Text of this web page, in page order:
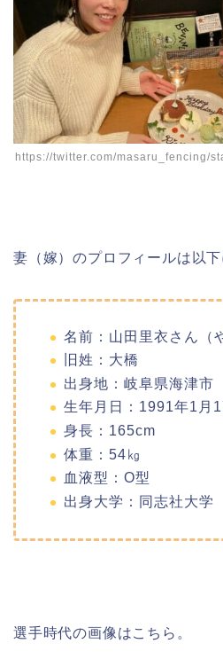
https://twitter.com/masaru_fencing/
妻（嫁）のプロフィールは以下
名前：山田里衣さん（
旧姓：大橋
出身地：岐阜県海津市
生年月日：1991年1月
身長：165cm
体重：54㎏
血液型：O型
出身大学：同志社大学
選手時代の画像はこちら。